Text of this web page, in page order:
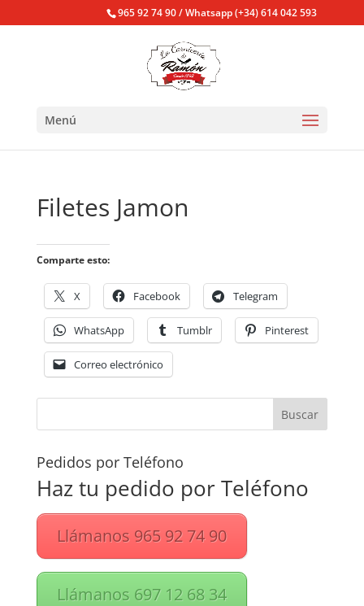
965 92 74 90 / Whatsapp (+34) 614 042 593
Menú
Filetes Jamon
Comparte esto:
X Facebook Telegram
WhatsApp Tumblr Pinterest
Correo electrónico
Pedidos por Teléfono
Haz tu pedido por Teléfono
Llámanos 965 92 74 90
Llámanos 697 12 68 34